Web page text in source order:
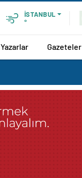
İSTANBUL
°
Yazarlar Gazeteler